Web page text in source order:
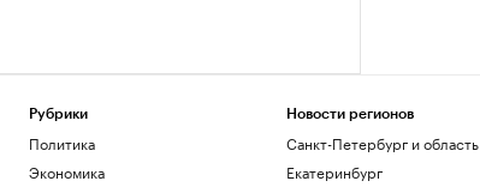
Рубрики
Политика
Экономика
Новости регионов
Санкт-Петербург и область
Екатеринбург